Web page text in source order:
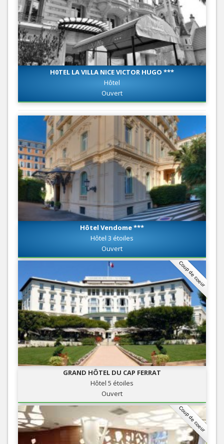
H0TEL LA VILLA NICE VICTOR HUGO ***
Hôtel
Ouvert
Hôtel Vendome ***
Hôtel 3 étoiles
Ouvert
Coup de coeur
GRAND HÔTEL DU CAP FERRAT
Hôtel 5 étoiles
Ouvert
Coup de coeur